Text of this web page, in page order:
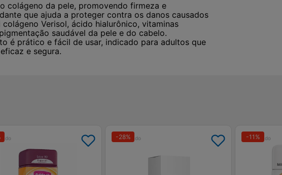
colágeno da pele, promovendo firmeza e
que ajuda a proteger contra os danos causados
Verisol, ácido hialurônico, vitaminas
saudável da pele e do cabelo.
é prático e fácil de usar, indicado para adultos que
e segura.
Patrocinado
-28% Patrocinado
-11 %